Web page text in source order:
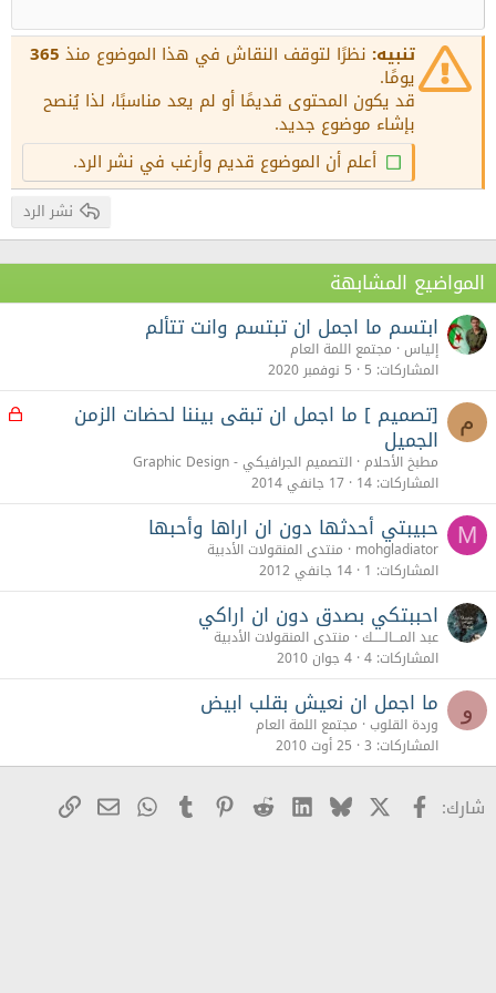
15
18
22
26
Georgia
Times New Roman
Trebuchet MS
Verdana
Justify text
عنوان 2
عنوان 3 تنبيه: نظرًا لتوقف النقاش في هذا الموضوع منذ 365
يومًا.
قد يكون المحتوى قديمًا أو لم يعد مناسبًا، لذا يُنصح
بإشاء موضوع جديد.
أعلم أن الموضوع قديم وأرغب في نشر الرد.
نشر الرد
المواضيع المشابهة
ابتسم ما اجمل ان تبتسم وانت تتألم
إلياس مجتمع اللمة العام
المشاركات 5 5 نوفمبر 2020
م م [تصميم ] ما اجمل ان تبقى بيننا لحضات الزمن
الجميل
مطبخ الأحلام التصميم الجرافيكي - Graphic Design
المشاركات 14 17 جانفي 2014
M حبيبتي أحدثها دون ان اراها وأحبها
mohgladiator منتدى المنقولات الأدبية
المشاركات 1 14 جانفي 2012
احببتكي بصدق دون ان اراكي
عبد المـــالـــــك منتدى المنقولات الأدبية
المشاركات 4 4 جوان 2010
و ما اجمل ان نعيش بقلب ابيض
وردة القلوب مجتمع اللمة العام
المشاركات 3 25 أوت 2010
شارك: Facebook
X
Bluesky
LinkedIn
Reddit
Pinterest
Tumblr
WhatsApp
البريدرابط